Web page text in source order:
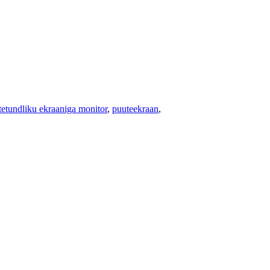
ekraaniga monitor, puuteekraan,